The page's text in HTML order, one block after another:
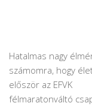
Hatalmas nagy
számomra, hogy
először az EFVK
félmaratonváltó